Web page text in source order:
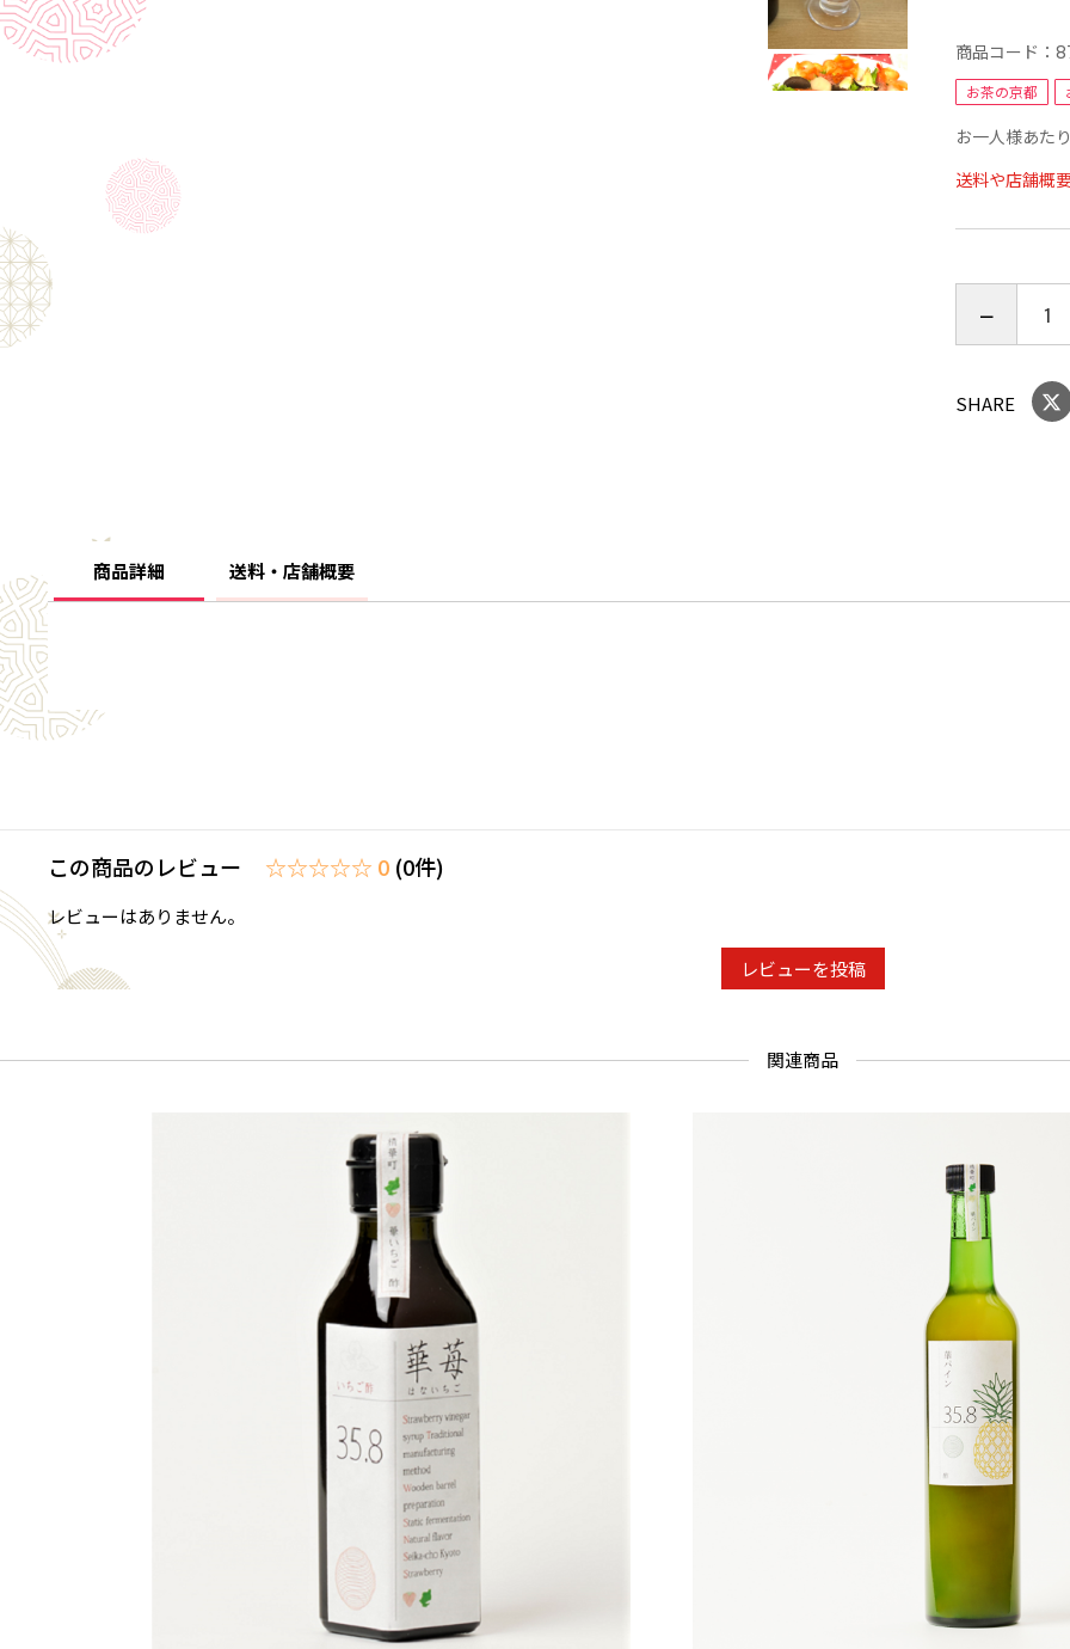
原液を、炭
だけます。
群。塩・胡
「身体があ
酢。是非、
※１ ハチ
ただけませ
※２ 微細
で、品質に
商品コード：
お茶の京都
お一人様あた
送料や店舗概
SHARE
商品詳細 送料・店舗概要
この商品のレビュー ☆☆☆☆☆ 0 (0件)
レビューはありません。
レビューを投稿
関連商品